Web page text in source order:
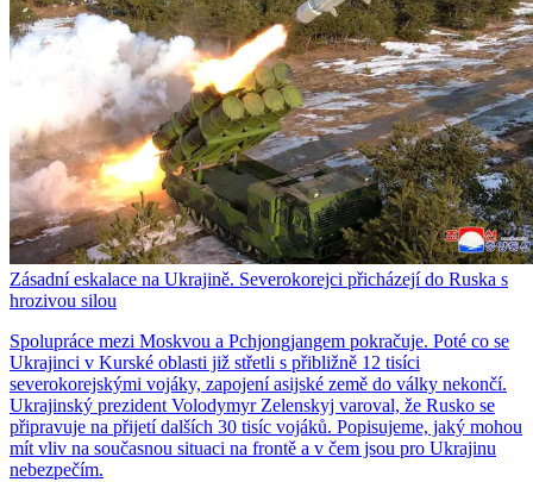
Zásadní eskalace na Ukrajině. Severokorejci přicházejí do Ruska s
hrozivou silou
Spolupráce mezi Moskvou a Pchjongjangem pokračuje. Poté co se
Ukrajinci v Kurské oblasti již střetli s přibližně 12 tisíci
severokorejskými vojáky, zapojení asijské země do války nekončí.
Ukrajinský prezident Volodymyr Zelenskyj varoval, že Rusko se
připravuje na přijetí dalších 30 tisíc vojáků. Popisujeme, jaký mohou
mít vliv na současnou situaci na frontě a v čem jsou pro Ukrajinu
nebezpečím.